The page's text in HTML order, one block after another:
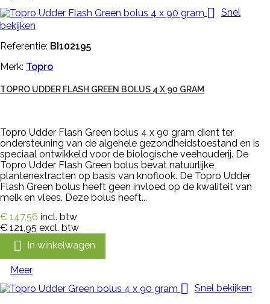
 Snel
bekijken
Referentie: BI102195
Merk: Topro
TOPRO UDDER FLASH GREEN BOLUS 4 X 90 GRAM
Topro Udder Flash Green bolus 4 x 90 gram dient ter
ondersteuning van de algehele gezondheidstoestand en is
speciaal ontwikkeld voor de biologische veehouderij. De
Topro Udder Flash Green bolus bevat natuurlijke
plantenextracten op basis van knoflook. De Topro Udder
Flash Green bolus heeft geen invloed op de kwaliteit van
melk en vlees. Deze bolus heeft...
€ 147,56 incl. btw
€ 121,95 excl. btw
 In winkelwagen
Meer
 Snel bekijken